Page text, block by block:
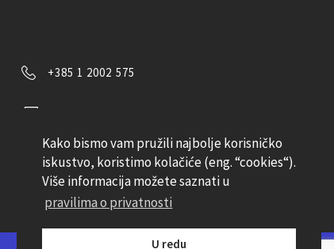
Kako bismo vam pružili najbolje korisničko
iskustvo, koristimo kolačiće (eng. “cookies“).
Više informacija možete saznati u
pravilima o privatnosti
U redu
+385 1 2002 575
Pratite nas